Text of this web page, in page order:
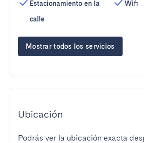
Estacionamiento en la
calle
Wifi
Mostrar todos los servicios
Ubicación
Podrás ver la ubicación exacta